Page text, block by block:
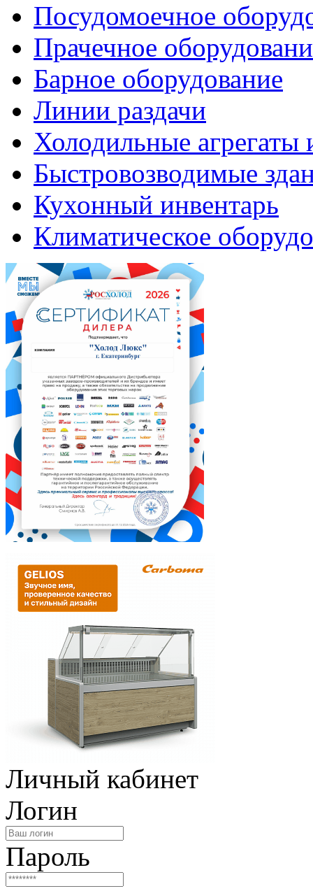
Посудомоечное
Прачечное
Барное оборудование
Линии раздачи
Холодильные агрегаты
Быстровозводимые
Кухонный инвентарь
Климатическое
Личный кабинет
Логин
Пароль